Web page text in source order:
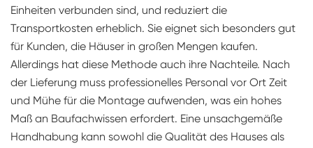
Einheiten verbunden sind, und reduziert die
Transportkosten erheblich. Sie eignet sich besonders gut
für Kunden, die Häuser in großen Mengen kaufen.
Allerdings hat diese Methode auch ihre Nachteile. Nach
der Lieferung muss professionelles Personal vor Ort Zeit
und Mühe für die Montage aufwenden, was ein hohes
Maß an Baufachwissen erfordert. Eine unsachgemäße
Handhabung kann sowohl die Qualität des Hauses als